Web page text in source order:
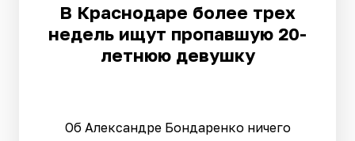
В Краснодаре более трех
недель ищут пропавшую 20-
летнюю девушку
Об Александре Бондаренко ничего